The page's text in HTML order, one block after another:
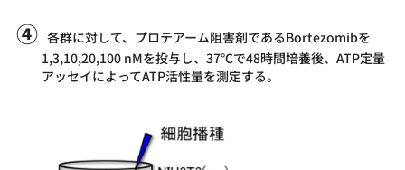
④ 各群に対して、プロテアーム阻害剤であるBortezomibを
1,3,10,20,100 nMを投与し、37℃で48時間培養後、ATP定量
アッセイによってATP活性量を測定する。